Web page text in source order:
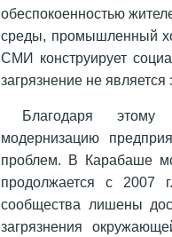
обеспокоенностью
среды, промышленный
СМИ конструирует
загрязнение не
Благодаря этому
модернизацию
проблем. В Карабаше
продолжается с 2007
сообщества лишены
загрязнения